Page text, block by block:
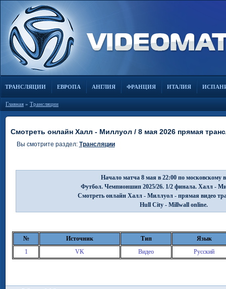
ТРАНСЛЯЦИИ ЕВРОПА АНГЛИЯ ФРАНЦИЯ ИТАЛИЯ
Главная » Трансляции
Смотреть онлайн Халл - Миллуол / 8 мая 2026 прямая
Вы смотрите раздел: Трансляции
Начало матча 8 мая в 22:00 по московскому
Футбол. Чемпионшип 2025/26. 1/2 финала. Халл -
Смотреть онлайн Халл - Миллуол - прямая видео
Hull City - Millwall online.
№ Источник Тип
Язык
1
VK Видео Русский